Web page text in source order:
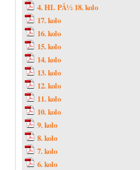
4. HL PÅ½ 18. kolo
17. kolo
16. kolo
15. kolo
14. kolo
13. kolo
12. kolo
11. kolo
10. kolo
9. kolo
8. kolo
7. kolo
6. kolo